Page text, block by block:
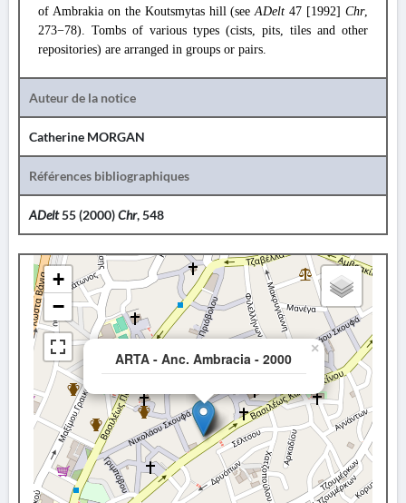
of Ambrakia on the Koutsmytas hill (seeADelt47 [1992] Chr,
273−78). Tombs of various types (cists, pits, tiles and other
repositories) are arranged in groups or pairs.
Auteur de la notice
Catherine MORGAN
Références bibliographiques
ADelt55 (2000)Chr, 548
ARTA - Anc. Ambracia - 2000
×
+
−